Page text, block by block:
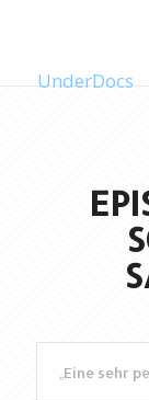
UnderDocs
„Eine sehr